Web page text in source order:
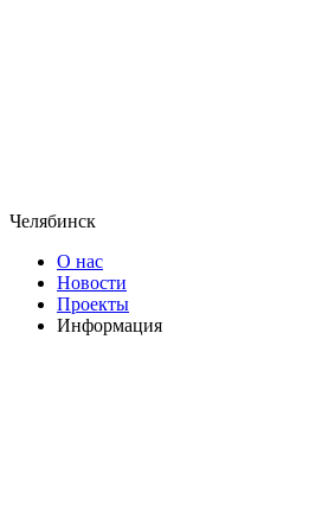
Челябинск
О нас
Новости
Проекты
Информация